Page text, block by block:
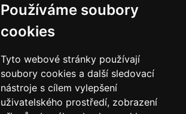
Používáme soubory
cookies
Tyto webové stránky používají
soubory cookies a další sledovací
nástroje s cílem vylepšení
uživatelského prostředí, zobrazení